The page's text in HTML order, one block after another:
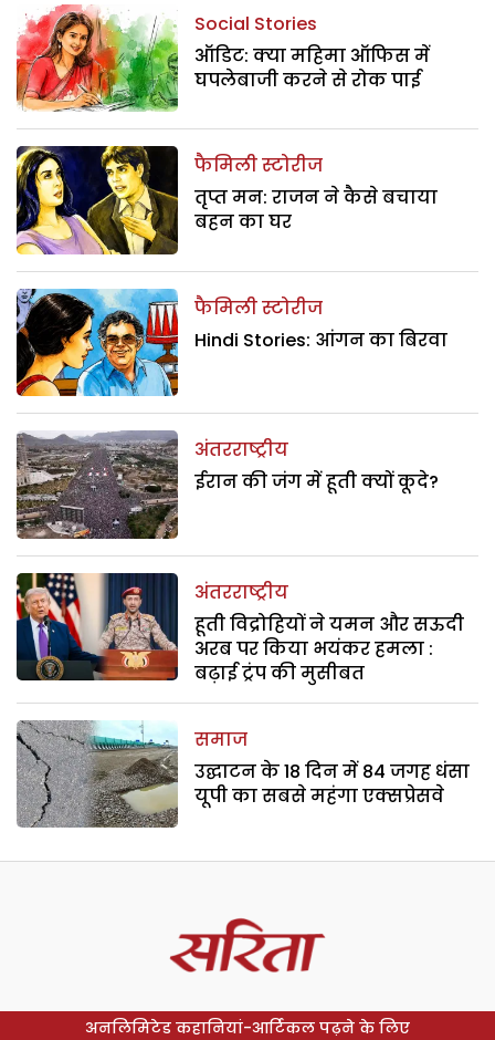
Social Stories
ऑडिट: क्या महिमा ऑफिस में
घपलेबाजी करने से रोक पाई
फैमिली स्टोरीज
तृप्त मन: राजन ने कैसे बचाया
बहन का घर
फैमिली स्टोरीज
Hindi Stories: आंगन का बिरवा
अंतरराष्ट्रीय
ईरान की जंग में हूती क्यों कूदे?
अंतरराष्ट्रीय
हूती विद्रोहियों ने यमन और सऊदी
अरब पर किया भयंकर हमला :
बढ़ाई ट्रंप की मुसीबत
समाज
उद्घाटन के 18 दिन में 84 जगह धंसा
यूपी का सबसे महंगा एक्सप्रेसवे
अनलिमिटेड कहानियां-आर्टिकल पढ़ने के लिए